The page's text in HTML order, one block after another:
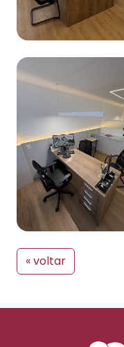
« voltar